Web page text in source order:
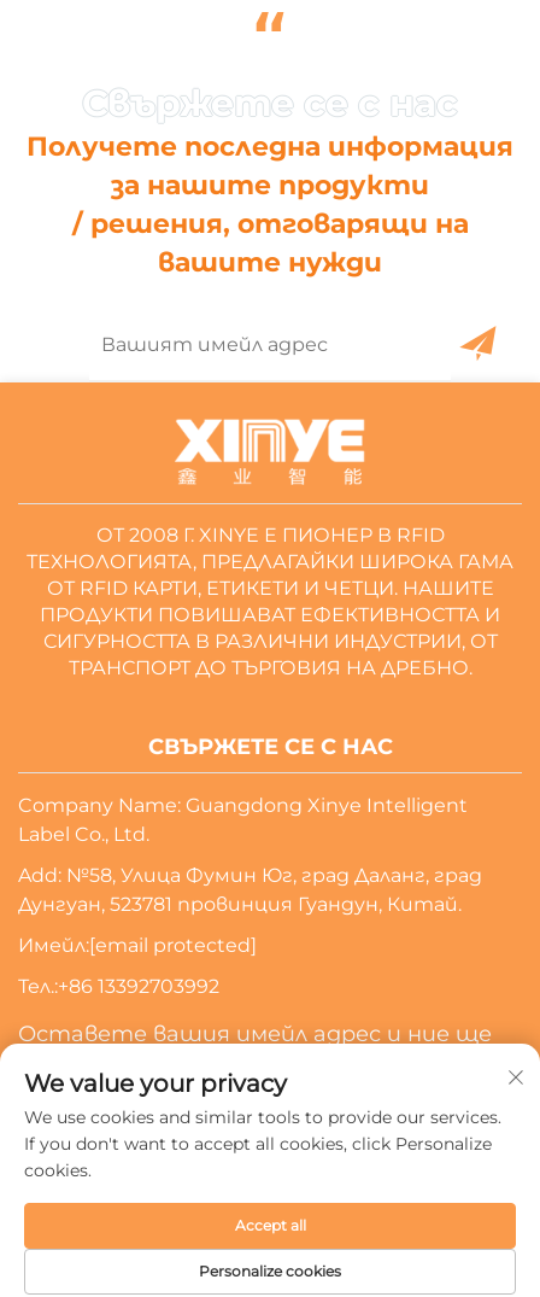
“
Получете последна информация
за нашите продукти
/ решения, отговарящи на
вашите нужди
ОТ 2008 Г. XINYE Е ПИОНЕР В RFID
ТЕХНОЛОГИЯТА, ПРЕДЛАГАЙКИ ШИРОКА ГАМА
ОТ RFID КАРТИ, ЕТИКЕТИ И ЧЕТЦИ. НАШИТЕ
ПРОДУКТИ ПОВИШАВАТ ЕФЕКТИВНОСТТА И
СИГУРНОСТТА В РАЗЛИЧНИ ИНДУСТРИИ, ОТ
ТРАНСПОРТ ДО ТЪРГОВИЯ НА ДРЕБНО.
СВЪРЖЕТЕ СЕ С НАС
Company Name: Guangdong Xinye Intelligent
Label Co., Ltd.
Add: №58, Улица Фумин Юг, град Даланг, град
Дунгуан, 523781 провинция Гуандун, Китай.
Имейл:[email protected]
Тел.:+86 13392703992
Оставете вашия имейл адрес и ние ще
Абонирайте Се
Политика за поверителност
We value your privacy
We use cookies and similar tools to provide our services.
If you don't want to accept all cookies, click Personalize
cookies.
Personalize cookies
Accept all